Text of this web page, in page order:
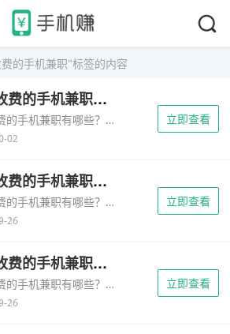
的手机兼职"标签的内容
正规不收费的手机兼职有哪些？分享三个正规不收费的手机兼职
正规不收费的手机兼职有哪些？手机兼职赚钱，近些年非常火爆，项目也非常多，可以说鱼龙混杂，经常看到一些网友说自己想在手机上兼职，但是操作了很多项目并没能赚到钱，而且因为投资了某些项目，自己还...
02
立即查看
正规不收费的手机兼职有哪些？分享两个正规的不收费用的兼职
正规不收费的手机兼职有哪些？近几年利用手机兼职已经成为了非常普遍的事情，很多人利用手机兼职也实现了理想的收入，减轻了自己的生活负担。其实现在手机兼职的项目还是非常多的，如果选择的好，人人都...
26
立即查看
正规不收费的手机兼职有哪些？无需费用的手机兼职推荐
正规不收费的手机兼职有哪些？手机兼职赚钱，近些年非常火爆，项目也非常多，可以说鱼龙混杂，经常看到一些网友说自己想在手机上兼职，但是操作了很多项目并没能赚到钱，而且因为投资了某些项目，自己还上当受骗了。...
26
立即查看